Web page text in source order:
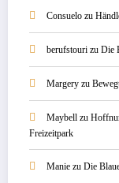
Consuelo zu
berufstouri zu Die
Margery zu
Maybell zu
Freizeitpark
Manie zu Die